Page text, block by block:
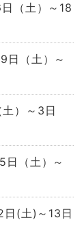
（土）～18
（土）～
）～3日
（土）～
(土)～13日